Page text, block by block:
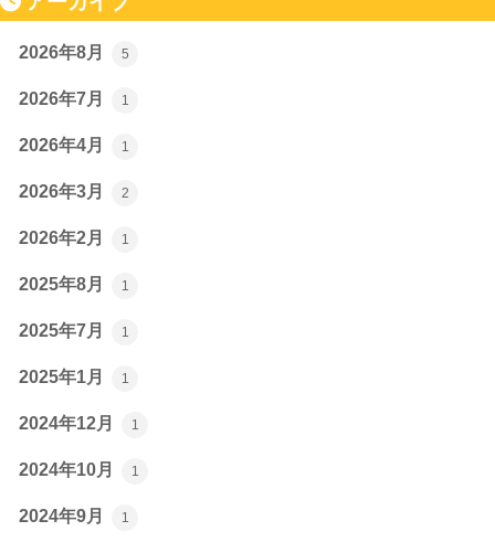
2026年8月 5
2026年7月 1
2026年4月 1
2026年3月 2
2026年2月 1
2025年8月 1
2025年7月 1
2025年1月 1
2024年12月 1
2024年10月 1
2024年9月 1